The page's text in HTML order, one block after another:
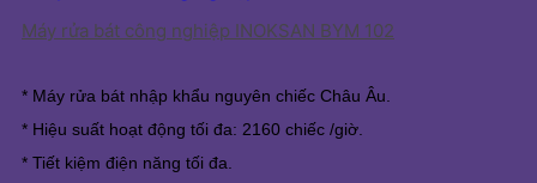
Máy rửa bát công nghiệp INOKSAN BYM 102
* Máy rửa bát nhập khẩu nguyên chiếc Châu Âu.
* Hiệu suất hoạt động tối đa: 2160 chiếc /giờ.
* Tiết kiệm điện năng tối đa.